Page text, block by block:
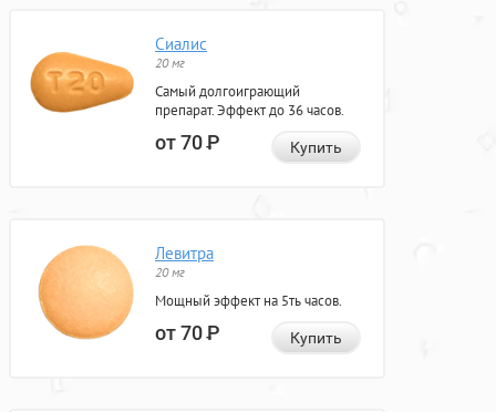
Сиалис
20 мг
Самый долгоиграющий
препарат. Эффект до 36 часов.
от 70Р Купить
Левитра
20 мг
Мощный эффект на 5ть часов.
от 70Р Купить